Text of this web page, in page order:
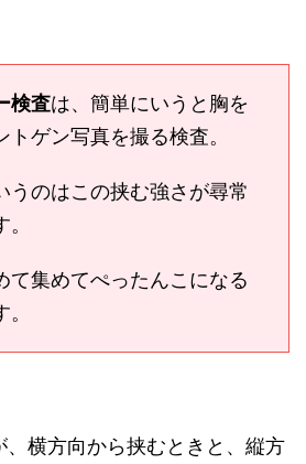
検査は、簡単にいうと胸を
ゲン写真を撮る検査。
うのはこの挟む強さが尋常
て集めてぺったんこになる
横方向から挟むときと、縦方